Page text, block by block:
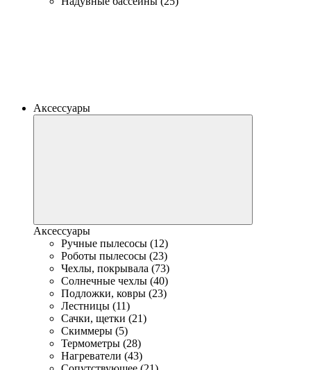
Аксессуары
Аксессуары
Ручные пылесосы (12)
Роботы пылесосы (23)
Чехлы, покрывала (73)
Солнечные чехлы (40)
Подложки, ковры (23)
Лестницы (11)
Сачки, щетки (21)
Скиммеры (5)
Термометры (28)
Нагреватели (43)